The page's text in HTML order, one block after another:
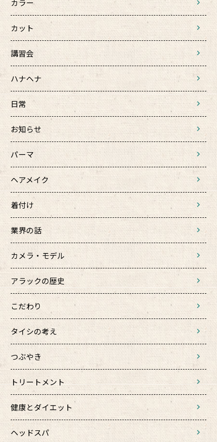
カラー
カット
講習会
ハナヘナ
日常
お知らせ
パーマ
ヘアメイク
着付け
業界の話
カメラ・モデル
アラックの歴史
こだわり
タイシの考え
つぶやき
トリートメント
健康とダイエット
ヘッドスパ